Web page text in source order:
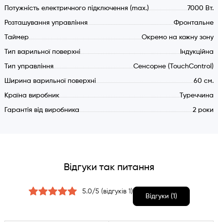
Потужність електричного підключення (max.) 7000 Вт.
Розташування управління Фронтальне
Таймер Окремо на кожну зону
Тип варильної поверхні Індукційна
Тип управління Сенсорне (TouchControl)
Ширина варильної поверхні 60 см.
Країна виробник Туреччина
Гарантія від виробника 2 роки
Відгуки так питання
5.0/5 (відгуків 1)
Відгуки (1)